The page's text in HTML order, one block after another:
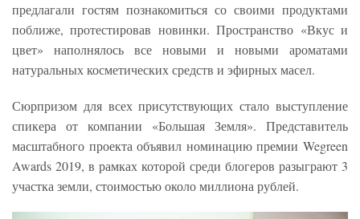
предлагали гостям познакомиться со своими продуктами
поближе, протестировав новинки. Пространство «Вкус и
цвет» наполнялось все новыми и новыми ароматами
натуральных косметических средств и эфирных масел.
Сюрпризом для всех присутствующих стало выступление
спикера от компании «Большая Земля». Представитель
масштабного проекта объявил номинацию премии Wegreen
Awards 2019, в рамках которой среди блогеров разыграют 3
участка земли, стоимостью около миллиона рублей.